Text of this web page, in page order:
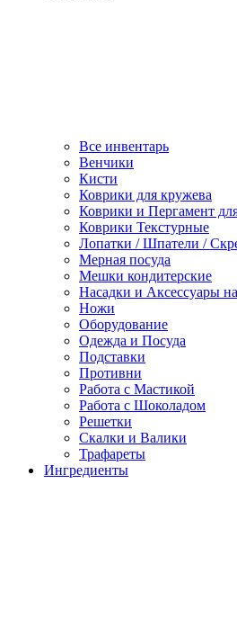
Все инвентарь
Венчики
Кисти
Коврики для кружева
Коврики и Пергамент
Коврики Текстурные
Лопатки / Шпатели /
Мерная посуда
Мешки кондитерские
Насадки и Аксессуары
Ножи
Оборудование
Одежда и Посуда
Подставки
Противни
Работа с Мастикой
Работа с Шоколадом
Решетки
Скалки и Валики
Трафареты
Ингредиенты